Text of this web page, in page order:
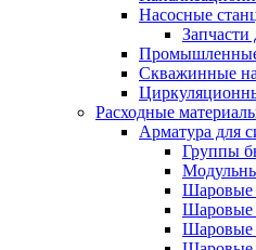
Насосные
Запчасти
Скважинные
Расходные
Арматура для
Группы
Шаровые
Шаровые
Шаровые